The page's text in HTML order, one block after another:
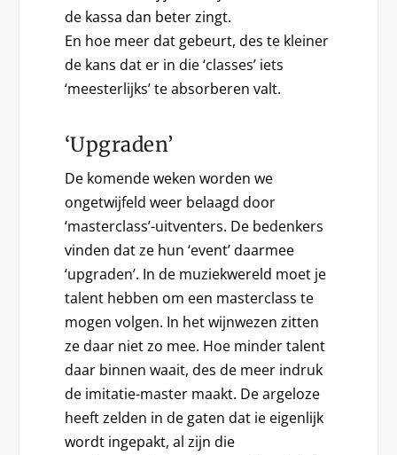
de kassa dan beter zingt.
En hoe meer dat gebeurt, des te kleiner
de kans dat er in die ‘classes’ iets
‘meesterlijks’ te absorberen valt.
‘Upgraden’
De komende weken worden we
ongetwijfeld weer belaagd door
‘masterclass’-uitventers. De bedenkers
vinden dat ze hun ‘event’ daarmee
‘upgraden’. In de muziekwereld moet je
talent hebben om een masterclass te
mogen volgen. In het wijnwezen zitten
ze daar niet zo mee. Hoe minder talent
daar binnen waait, des de meer indruk
de imitatie-master maakt. De argeloze
heeft zelden in de gaten dat ie eigenlijk
wordt ingepakt, al zijn die